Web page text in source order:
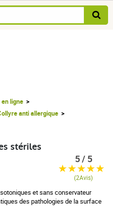
ligne
anti allergique
stériles
et sans conservateur
des pathologies de la surface
5 / 5
(2Avis)